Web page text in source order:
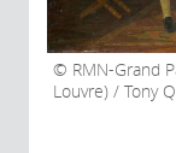
RMN-Grand
Louvre) / Tony